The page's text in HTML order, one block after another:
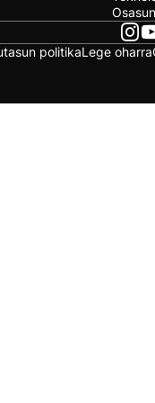
politikaLege oharra